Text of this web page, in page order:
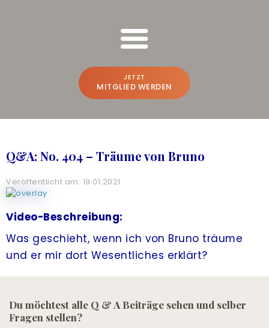
JETZT
MITGLIED WERDEN
FREESPIRIT ONLINE SCHULUNGEN
Bruno Würtenberger & Aline N. Brandstetter
BEWUSSTSEINS-VLOG
PREMIUM-PLATTFORM
ACREATE THE FUTURE
ONLINE-POWER-TRAINING
ALLE ANGEBOTE
Q&A: No. 404 – Träume von Bruno
Veröffentlicht am: 19.01.2021
Video-Beschreibung:
Was geschieht, wenn ich von Bruno träume
und er mir dort Wesentliches erklärt?
Du möchtest alle Q & A Beiträge sehen und selber
Fragen stellen?